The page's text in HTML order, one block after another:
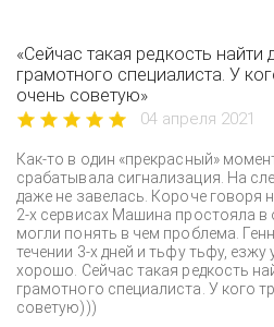
«Сейчас такая редкость найти
грамотного специалиста. У
очень советую»
04 апреля 2021
Как-то в один «прекрасный»
срабатывала сигнализация. На
даже не завелась. Короче говоря
2-х сервисах Машина простояла в
могли понять в чем проблема.
течении 3-х дней и тьфу тьфу,
хорошо. Сейчас такая редкость
грамотного специалиста. У кого
советую)))